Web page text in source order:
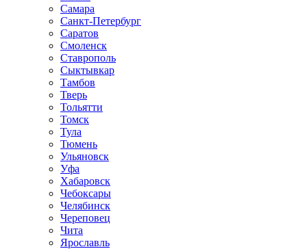
Самара
Санкт-Петербург
Саратов
Смоленск
Ставрополь
Сыктывкар
Тамбов
Тверь
Тольятти
Томск
Тула
Тюмень
Ульяновск
Уфа
Хабаровск
Чебоксары
Челябинск
Череповец
Чита
Ярославль